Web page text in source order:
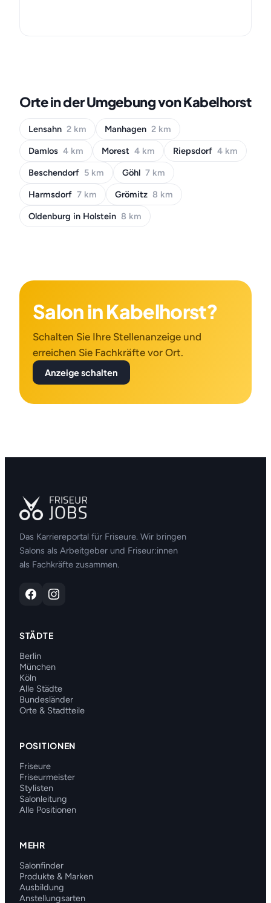
Orte in der Umgebung von Kabelhorst
Lensahn 2 km Manhagen 2 km
Damlos 4 km Morest 4 km Riepsdorf 4 km
Beschendorf 5 km Göhl 7 km
Harmsdorf 7 km Grömitz 8 km
Oldenburg in Holstein 8 km
Salon in Kabelhorst?
Schalten Sie Ihre Stellenanzeige und
erreichen Sie Fachkräfte vor Ort.
Anzeige schalten
Das Karriereportal für Friseure. Wir bringen
Salons als Arbeitgeber und Friseur:innen
als Fachkräfte zusammen.
STÄDTE
Berlin
München
Köln
Alle Städte
Bundesländer
Orte & Stadtteile
POSITIONEN
Friseure
Friseurmeister
Stylisten
Salonleitung
Alle Positionen
MEHR
Salonfinder
Produkte & Marken
Ausbildung
Anstellungsarten